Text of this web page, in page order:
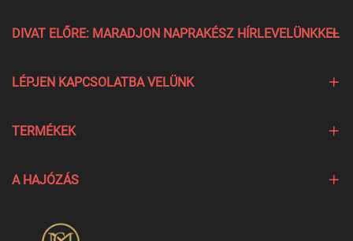
DIVAT ELŐRE: MARADJON NAPRAKÉSZ HÍRLEVELÜNKKEL
LÉPJEN KAPCSOLATBA VELÜNK
TERMÉKEK
A HAJÓZÁS